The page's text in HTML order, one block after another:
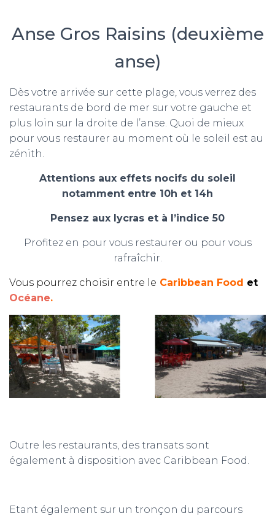
Anse Gros Raisins (deuxième
anse)
Dès votre arrivée sur cette plage, vous verrez des
restaurants de bord de mer sur votre gauche et
plus loin sur la droite de l’anse. Quoi de mieux
pour vous restaurer au moment où le soleil est au
zénith.
Attentions aux effets nocifs du soleil
notamment entre 10h et 14h
Pensez aux lycras et à l’indice 50
Profitez en pour vous restaurer ou pour vous
rafraîchir.
Vous pourrez choisir entre le Caribbean Food et
Océane.
Outre les restaurants, des transats sont
également à disposition avec Caribbean Food.
Etant également sur un tronçon du parcours